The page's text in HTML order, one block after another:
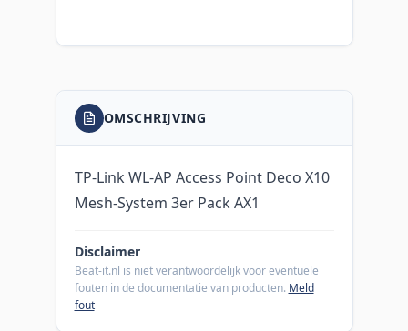
OMSCHRIJVING
TP-Link WL-AP Access Point Deco X10
Mesh-System 3er Pack AX1
Disclaimer
Beat-it.nl is niet verantwoordelijk voor eventuele
fouten in de documentatie van producten. Meld
fout